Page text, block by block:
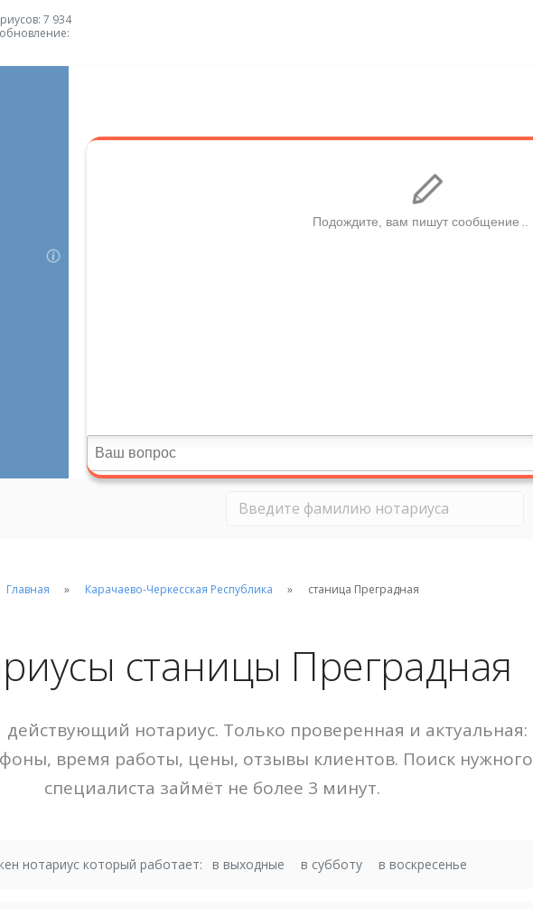
7 934
Главная Карачаево-Черкесская Республика станица Преградная
станицы Преградная
нотариус. Только проверенная и актуальная:
время работы, цены, отзывы клиентов. Поиск нужного
специалиста займёт не более 3 минут.
нотариус который работает: в выходные в субботу в воскресенье